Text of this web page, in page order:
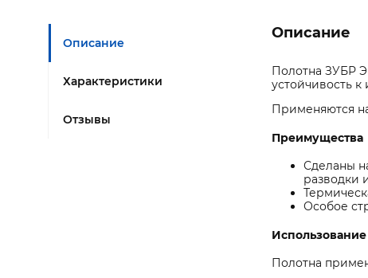
Описание
Характеристики
Отзывы
Описание
Полотна ЗУБР
устойчивость
Применяются
Преимущества
Сделаны
разводки
Особое
Использование
Полотна